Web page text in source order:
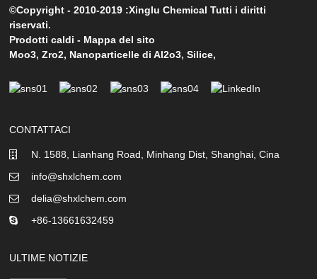
©Copyright - 2010-2019 :Xinglu Chemical Tutti i diritti
riservati.
Prodotti caldi - Mappa del sito
Moo3,Zro2, Nanoparticelle di Al2o3,Silice,
CONTATTACI
N. 1588, Lianhang Road, Minhang Dist, Shanghai, Cina
info@shxlchem.com
delia@shxlchem.com
+86-13661632459
ULTIME NOTIZIE